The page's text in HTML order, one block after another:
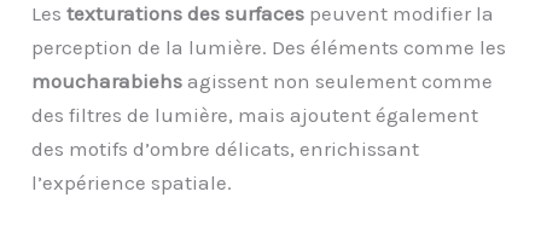
Lestexturations des surfaces peuvent modifier la
perception de la lumière. Des éléments comme les
moucharabiehs agissent non seulement comme
des filtres de lumière, mais ajoutent également
des motifs d’ombre délicats, enrichissant
l’expérience spatiale.